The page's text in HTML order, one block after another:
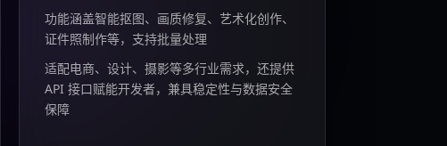
功能涵盖智能抠图、画质修复、艺术化创作、
证件照制作等，支持批量处理
适配电商、设计、摄影等多行业需求，还提供
API 接口赋能开发者，兼具稳定性与数据安全
保障